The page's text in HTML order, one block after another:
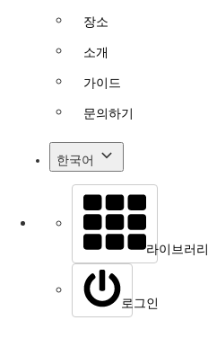
장소
소개
가이드
문의하기
한국어
라이브러리
로그인